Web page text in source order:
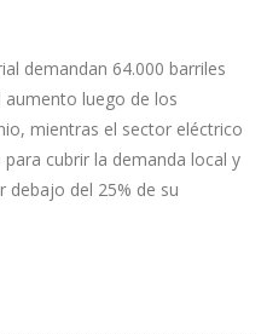
demandan 64.000 barriles
aumento luego de los
mientras el sector eléctrico
cubrir la demanda local y
debajo del 25% de su